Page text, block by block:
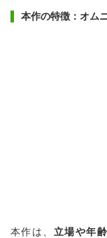
本作の特徴：オム
本作は、 立場や年